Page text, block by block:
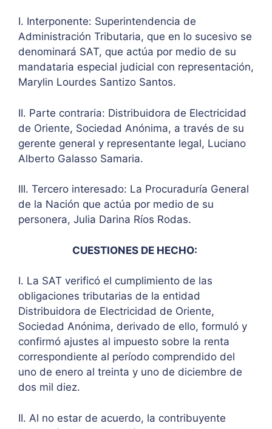
I. Interponente: Superintendencia de
Administración Tributaria, que en lo sucesivo se
denominará SAT, que actúa por medio de su
mandataria especial judicial con representación,
Marylin Lourdes Santizo Santos.
II. Parte contraria: Distribuidora de Electricidad
de Oriente, Sociedad Anónima, a través de su
gerente general y representante legal, Luciano
Alberto Galasso Samaria.
III. Tercero interesado: La Procuraduría General
de la Nación que actúa por medio de su
personera, Julia Darina Ríos Rodas.
CUESTIONES DE HECHO:
I. La SAT verificó el cumplimiento de las
obligaciones tributarias de la entidad
Distribuidora de Electricidad de Oriente,
Sociedad Anónima, derivado de ello, formuló y
confirmó ajustes al impuesto sobre la renta
correspondiente al período comprendido del
uno de enero al treinta y uno de diciembre de
dos mil diez.
II. Al no estar de acuerdo, la contribuyente